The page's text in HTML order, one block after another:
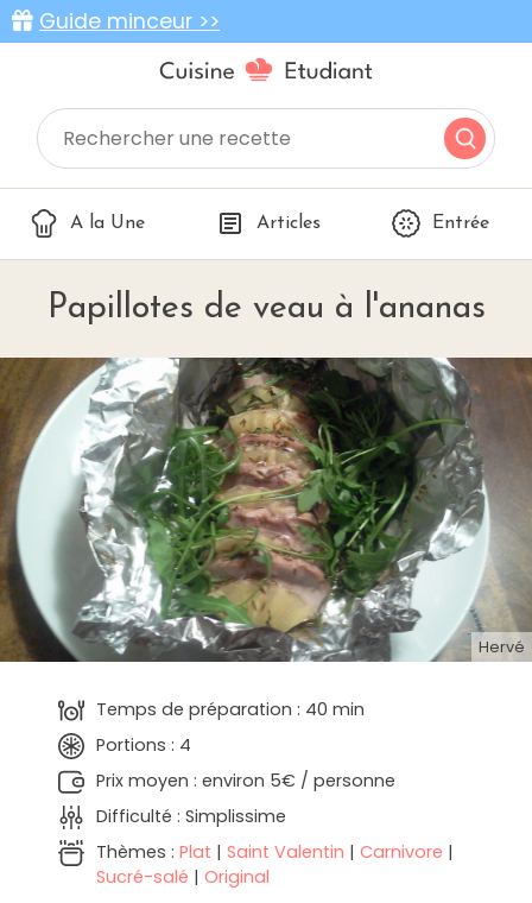
Guide minceur >>
A la Une Articles Entrée
Papillotes de veau à l'ananas
Hervé
Temps de préparation : 40 min
Portions : 4
Prix moyen : environ 5€ / personne
Difficulté : Simplissime
Thèmes : Plat | Saint Valentin | Carnivore |
Sucré-salé | Original